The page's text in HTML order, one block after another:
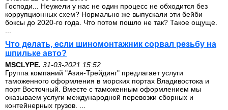
Господи... Неужели у нас не один процесс не обходится без
коррупционных схем? Нормально же выпускали эти бейби
боксы до 2020-го года. Что потом пошло не так? Такое ощуще.
Что делать, если шиномонтажник сорвал резьбу на
шпильке авто?
MSCLYPE. 31-03-2021 15:52
Группа компаний "Азия-Трейдинг" предлагает услуги
таможенного оформления в морских портах Владивостока и
порт Восточный. Вместе с таможенным оформлением мы
оказываем услуги международной перевозки сборных и
контейнерных грузов. ...